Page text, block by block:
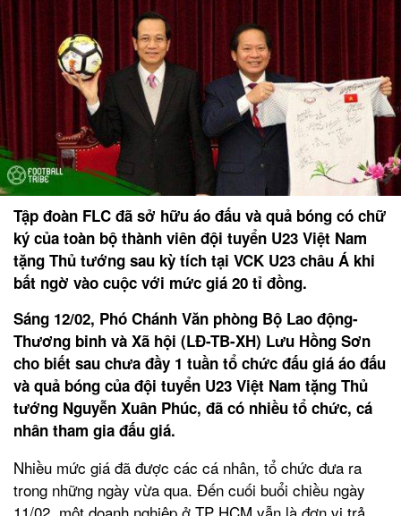
Tập đoàn FLC đã sở hữu áo đấu và quả bóng có chữ
ký của toàn bộ thành viên đội tuyển U23 Việt Nam
tặng Thủ tướng sau kỳ tích tại VCK U23 châu Á khi
bất ngờ vào cuộc với mức giá 20 tỉ đồng.
Sáng 12/02, Phó Chánh Văn phòng Bộ Lao động-
Thương binh và Xã hội (LĐ-TB-XH) Lưu Hồng Sơn
cho biết sau chưa đầy 1 tuần tổ chức đấu giá áo đấu
và quả bóng của đội tuyển U23 Việt Nam tặng Thủ
tướng Nguyễn Xuân Phúc, đã có nhiều tổ chức, cá
nhân tham gia đấu giá.
Nhiều mức giá đã được các cá nhân, tổ chức đưa ra
trong những ngày vừa qua. Đến cuối buổi chiều ngày